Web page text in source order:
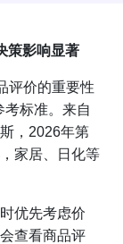
策影响显著
评价的重要性
考标准。来自
，2026年第
家居、日化等
优先考虑价
查看商品评